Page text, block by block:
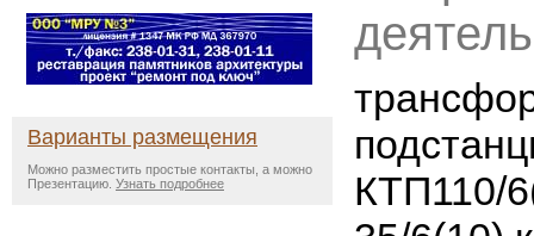
Варианты размещения
Можно разместить простые контакты, а можно
Презентацию. Узнать подробнее
КТП110/